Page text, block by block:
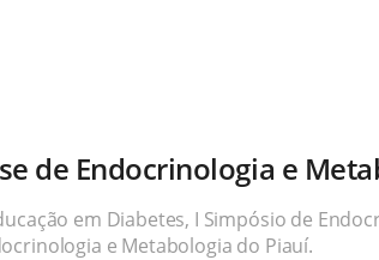
de Endocrinologia e
em Diabetes, I Simpósio de
e Metabologia do Piauí.